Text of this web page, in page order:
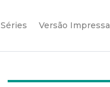
Séries Versão Impressa